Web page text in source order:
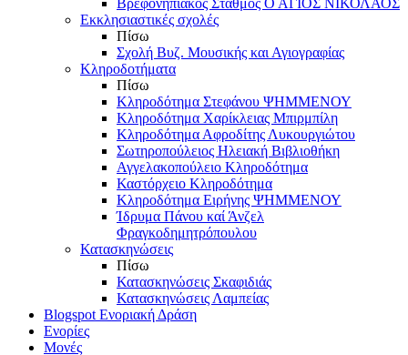
Εκκλησιαστικές σχολές
Πίσω
Σχολή Βυζ. Μουσικής και Αγιογραφίας
Κληροδοτήματα
Πίσω
Κληροδότημα Στεφάνου ΨΗΜΜΕΝΟΥ
Κληροδότημα Χαρίκλειας Μπιρμπίλη
Κληροδότημα Αφροδίτης Λυκουργιώτου
Σωτηροπούλειος Ηλειακή Βιβλιοθήκη
Αγγελακοπούλειο Κληροδότημα
Καστόρχειο Κληροδότημα
Κληροδότημα Ειρήνης ΨΗΜΜΕΝΟΥ
Ίδρυμα Πάνου καί Άνζελ
Φραγκοδημητρόπουλου
Κατασκηνώσεις
Πίσω
Κατασκηνώσεις Σκαφιδιάς
Κατασκηνώσεις Λαμπείας
Blogspot Ενοριακή Δράση
Ενορίες
Μονές